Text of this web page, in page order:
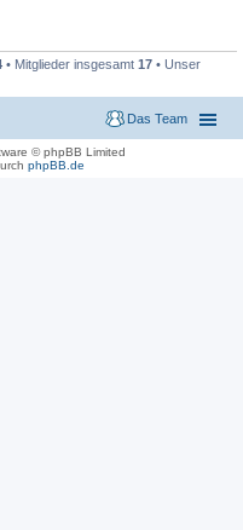
• Mitglieder insgesamt 17 • Unser
Das Team
© phpBB Limited
phpBB.de